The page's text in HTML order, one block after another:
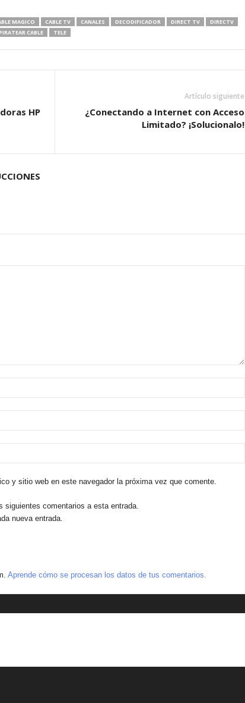
MAGICO CABLE TV CANALES DECODIFICADOR DIRECT TV
DIRECTV
CABLE TELE
HP
Artículo siguiente
¿Conectando a Internet con Acceso
Limitado? ¡Solucionalo!
y sitio web en este navegador la próxima vez que comente.
siguientes comentarios a esta entrada.
nueva entrada.
Aprende cómo se procesan los datos de tus comentarios.